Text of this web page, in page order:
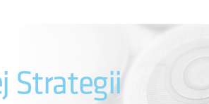
Strategii